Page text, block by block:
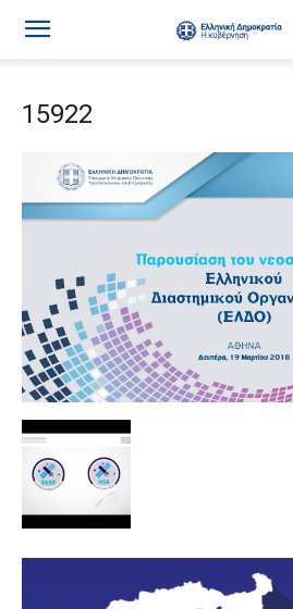
15922